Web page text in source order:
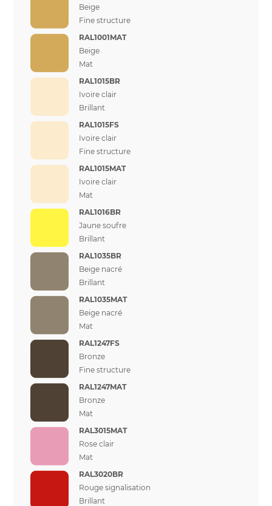
Beige
Fine structure
RAL1001MAT
Beige
Mat
RAL1015BR
Ivoire clair
Brillant
RAL1015FS
Ivoire clair
Fine structure
RAL1015MAT
Ivoire clair
Mat
RAL1016BR
Jaune soufre
Brillant
RAL1035BR
Beige nacré
Brillant
RAL1035MAT
Beige nacré
Mat
RAL1247FS
Bronze
Fine structure
RAL1247MAT
Bronze
Mat
RAL3015MAT
Rose clair
Mat
RAL3020BR
Rouge signalisation
Brillant